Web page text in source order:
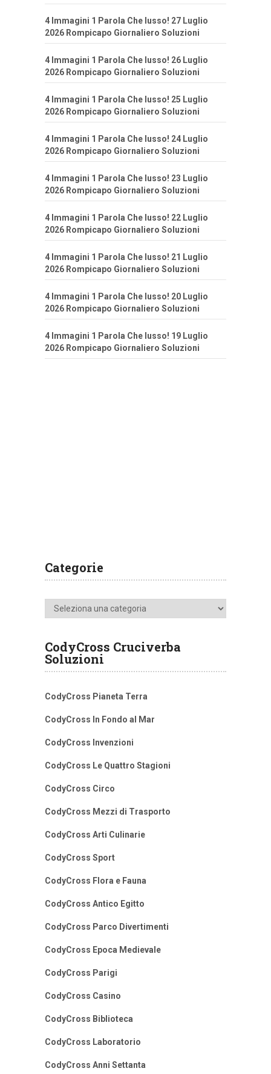
4 Immagini 1 Parola Che lusso! 27 Luglio
2026 Rompicapo Giornaliero Soluzioni
4 Immagini 1 Parola Che lusso! 26 Luglio
2026 Rompicapo Giornaliero Soluzioni
4 Immagini 1 Parola Che lusso! 25 Luglio
2026 Rompicapo Giornaliero Soluzioni
4 Immagini 1 Parola Che lusso! 24 Luglio
2026 Rompicapo Giornaliero Soluzioni
4 Immagini 1 Parola Che lusso! 23 Luglio
2026 Rompicapo Giornaliero Soluzioni
4 Immagini 1 Parola Che lusso! 22 Luglio
2026 Rompicapo Giornaliero Soluzioni
4 Immagini 1 Parola Che lusso! 21 Luglio
2026 Rompicapo Giornaliero Soluzioni
4 Immagini 1 Parola Che lusso! 20 Luglio
2026 Rompicapo Giornaliero Soluzioni
4 Immagini 1 Parola Che lusso! 19 Luglio
2026 Rompicapo Giornaliero Soluzioni
Categorie
Categorie
CodyCross Cruciverba
Soluzioni
CodyCross Pianeta Terra
CodyCross In Fondo al Mar
CodyCross Invenzioni
CodyCross Le Quattro Stagioni
CodyCross Circo
CodyCross Mezzi di Trasporto
CodyCross Arti Culinarie
CodyCross Sport
CodyCross Flora e Fauna
CodyCross Antico Egitto
CodyCross Parco Divertimenti
CodyCross Epoca Medievale
CodyCross Parigi
CodyCross Casino
CodyCross Biblioteca
CodyCross Laboratorio
CodyCross Anni Settanta